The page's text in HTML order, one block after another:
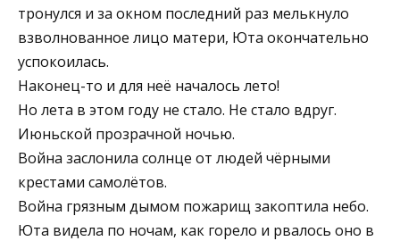
тронулся и за окном последний раз мелькнуло
взволнованное лицо матери, Юта окончательно
успокоилась.
Наконец-то и для неё началось лето!
Но лета в этом году не стало. Не стало вдруг.
Июньской прозрачной ночью.
Война заслонила солнце от людей чёрными
крестами самолётов.
Война грязным дымом пожарищ закоптила небо.
Юта видела по ночам, как горело и рвалось оно в